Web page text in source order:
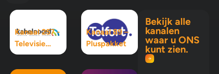
Kanaal 257 -
Televisie
Maximaal
pakket
Kanaal 89 –
Pluspakket
Bekijk alle
kanalen
waar u ONS
kunt zien.